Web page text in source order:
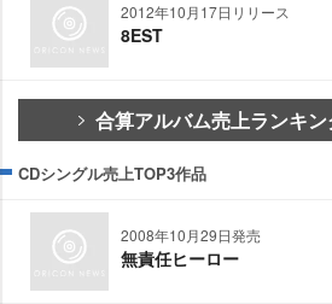
2012年10月17日リリース
8EST
合算アルバム売上ランキ
CDシングル売上TOP3作品
2008年10月29日発売
無責任ヒーロー